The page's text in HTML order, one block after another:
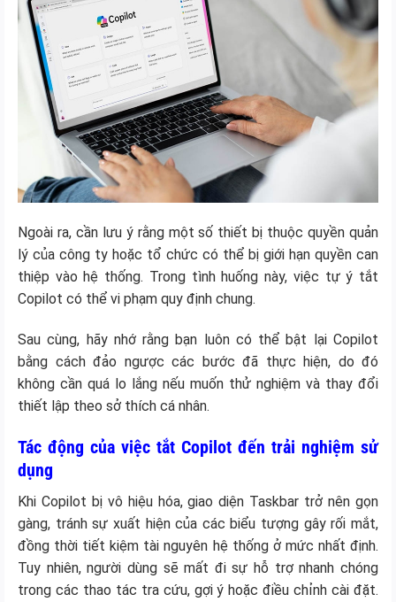
Ngoài ra, cần lưu ý rằng một số thiết bị thuộc quyền quản
lý của công ty hoặc tổ chức có thể bị giới hạn quyền can
thiệp vào hệ thống. Trong tình huống này, việc tự ý tắt
Copilot có thể vi phạm quy định chung.
Sau cùng, hãy nhớ rằng bạn luôn có thể bật lại Copilot
bằng cách đảo ngược các bước đã thực hiện, do đó
không cần quá lo lắng nếu muốn thử nghiệm và thay đổi
thiết lập theo sở thích cá nhân.
Tác động của việc tắt Copilot đến trải nghiệm sử
dụng
Khi Copilot bị vô hiệu hóa, giao diện Taskbar trở nên gọn
gàng, tránh sự xuất hiện của các biểu tượng gây rối mắt,
đồng thời tiết kiệm tài nguyên hệ thống ở mức nhất định.
Tuy nhiên, người dùng sẽ mất đi sự hỗ trợ nhanh chóng
trong các thao tác tra cứu, gợi ý hoặc điều chỉnh cài đặt.